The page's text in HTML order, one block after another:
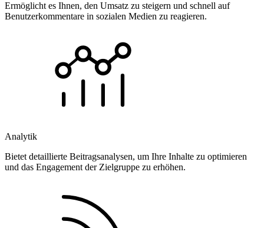
Ermöglicht es Ihnen, den Umsatz zu steigern und schnell auf
Benutzerkommentare in sozialen Medien zu reagieren.
Analytik
Bietet detaillierte Beitragsanalysen, um Ihre Inhalte zu optimieren
und das Engagement der Zielgruppe zu erhöhen.